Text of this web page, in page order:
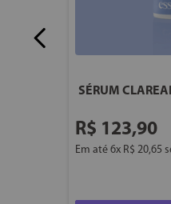
SÉRUM
R$ 123,90
Em até 6x R$ 20,65